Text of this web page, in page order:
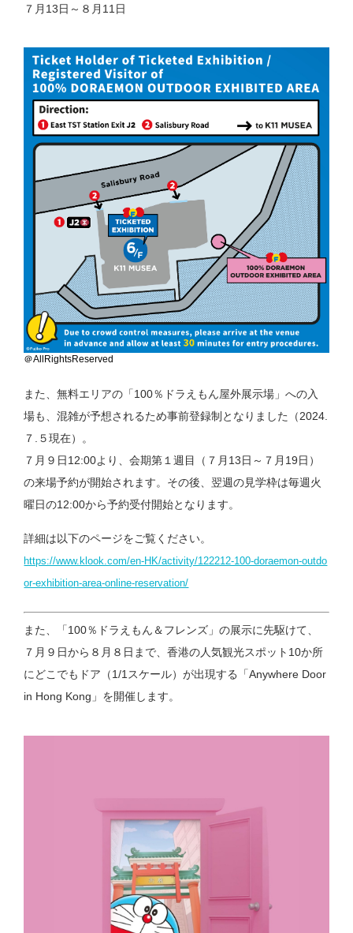
７月13日～８月11日
＠AllRightsReserved
また、無料エリアの「100％ドラえもん屋外展示場」への入
場も、混雑が予想されるため事前登録制となりました（2024.
７.５現在）。
７月９日12:00より、会期第１週目（７月13日～７月19日）
の来場予約が開始されます。その後、翌週の見学枠は毎週火
曜日の12:00から予約受付開始となります。
詳細は以下のページをご覧ください。
https://www.klook.com/en-HK/activity/122212-100-doraemon-outdo
or-exhibition-area-online-reservation/
また、「100％ドラえもん＆フレンズ」の展示に先駆けて、
７月９日から８月８日まで、香港の人気観光スポット10か所
にどこでもドア（1/1スケール）が出現する「Anywhere Door
in Hong Kong」を開催します。